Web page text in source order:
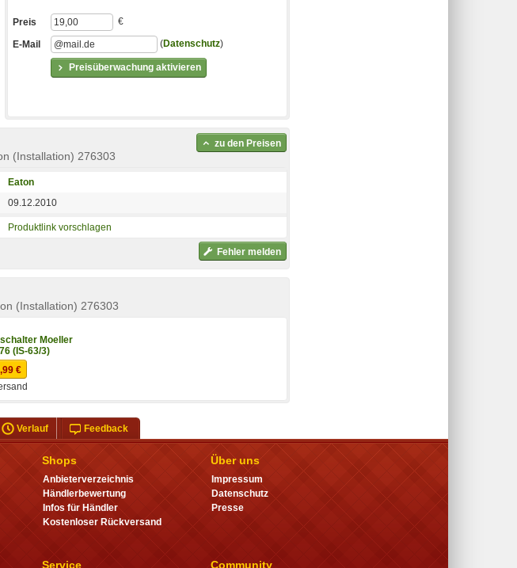
Preisüberwachung aktivieren
Preis €
E-Mail (Datenschutz)
(Installation) 276303
zu den Preisen
Eaton
09.12.2010
Produktlink vorschlagen
Fehler melden
(Installation) 276303
Moeller
(IS-63/3)
€
Verlauf Feedback
Shops
Anbieterverzeichnis
Händlerbewertung
Infos für Händler
Kostenloser Rückversand
Service
Über uns
Impressum
Datenschutz
Presse
Community